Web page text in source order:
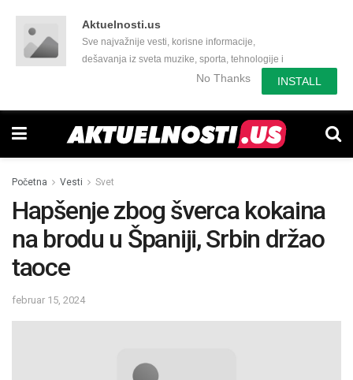
Aktuelnosti.us
Sve najvažnije vesti, korisne informacije,
dešavanja iz sveta muzike, sporta, tehnologije i
još mnogo toga zanimljivog.No Thanks INSTALL
Početna Vesti Svet
Hapšenje zbog šverca kokaina
na brodu u Španiji, Srbin držao
taoce
februar 15, 2024